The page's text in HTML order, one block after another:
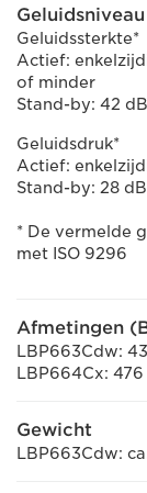
Geluidsniveau
Geluidssterkte*
Actief:
of minder
Stand-by: 42
Geluidsdruk*
Actief:
Stand-by: 28 dB
* De vermelde
met ISO 9296
Afmetingen
LBP663Cdw:
LBP664Cx:
Gewicht
LBP663Cdw: